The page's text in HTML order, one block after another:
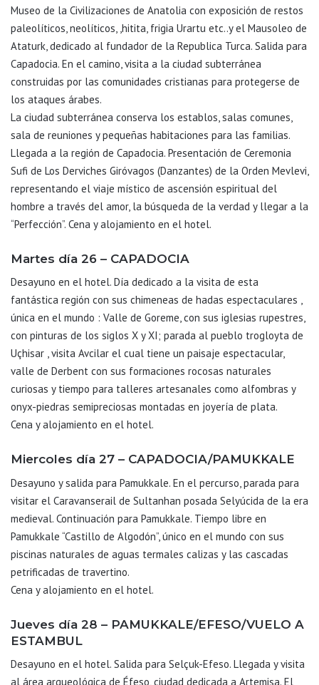
Museo de la Civilizaciones de Anatolia con exposición de restos
paleolíticos, neolíticos, ,hitita, frigia Urartu etc..y el Mausoleo de
Ataturk, dedicado al fundador de la Republica Turca. Salida para
Capadocia. En el camino, visita a la ciudad subterránea
construidas por las comunidades cristianas para protegerse de
los ataques árabes.
La ciudad subterránea conserva los establos, salas comunes,
sala de reuniones y pequeñas habitaciones para las familias.
Llegada a la región de Capadocia. Presentación de Ceremonia
Sufi de Los Derviches Giróvagos (Danzantes) de la Orden Mevlevi,
representando el viaje místico de ascensión espiritual del
hombre a través del amor, la búsqueda de la verdad y llegar a la
“Perfección”. Cena y alojamiento en el hotel.
Martes día 26 – CAPADOCIA
Desayuno en el hotel. Día dedicado a la visita de esta
fantástica región con sus chimeneas de hadas espectaculares ,
única en el mundo : Valle de Goreme, con sus iglesias rupestres,
con pinturas de los siglos X y XI; parada al pueblo trogloyta de
Uçhisar , visita Avcilar el cual tiene un paisaje espectacular,
valle de Derbent con sus formaciones rocosas naturales
curiosas y tiempo para talleres artesanales como alfombras y
onyx-piedras semipreciosas montadas en joyería de plata.
Cena y alojamiento en el hotel.
Miercoles día 27 – CAPADOCIA/PAMUKKALE
Desayuno y salida para Pamukkale. En el percurso, parada para
visitar el Caravanserail de Sultanhan posada Selyúcida de la era
medieval. Continuación para Pamukkale. Tiempo libre en
Pamukkale “Castillo de Algodón”, único en el mundo con sus
piscinas naturales de aguas termales calizas y las cascadas
petrificadas de travertino.
Cena y alojamiento en el hotel.
Jueves día 28 – PAMUKKALE/EFESO/VUELO A
ESTAMBUL
Desayuno en el hotel. Salida para Selçuk-Efeso. Llegada y visita
al área arqueológica de Éfeso, ciudad dedicada a Artemisa. El